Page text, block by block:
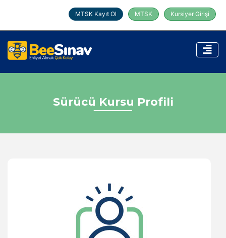
MTSK Kayıt Ol MTSK Kursiyer Girişi
Sürücü Kursu Profili